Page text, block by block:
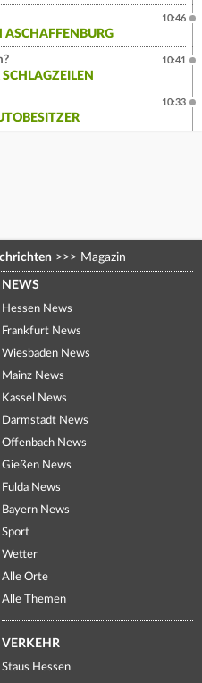
10:46
10:41
10:33
>>> Magazin
NEWS
Hessen News
Frankfurt News
Wiesbaden News
Mainz News
Kassel News
Darmstadt News
Offenbach News
Gießen News
Fulda News
Bayern News
Sport
Wetter
Alle Orte
Alle Themen
VERKEHR
Staus Hessen